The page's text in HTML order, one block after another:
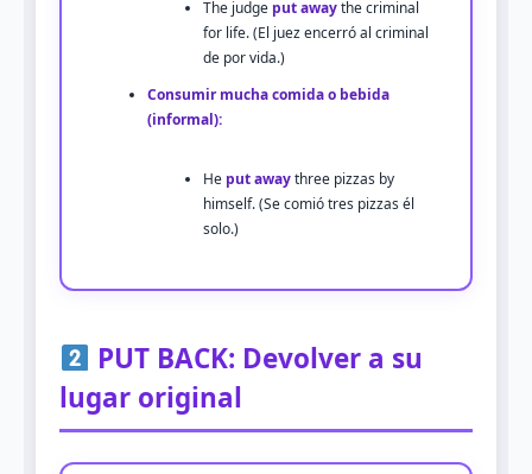
The judge put awaythe criminal
for life. (El juez encerró al criminal
de por vida.)
Consumir mucha comida o bebida
(informal):
He put awaythree pizzas by
himself. (Se comió tres pizzas él
solo.)
PUT BACK: Devolver a su
lugar original